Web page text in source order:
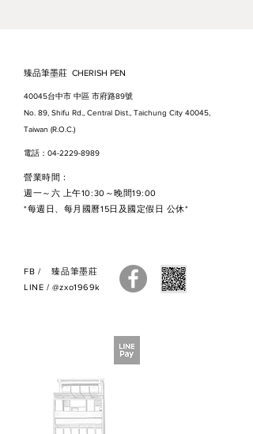
臻品筆墨莊 CHERISH PEN
40045台中市 中區 市府路89號
No. 89, Shifu Rd., Central Dist., Taichung City 40045,
Taiwan (R.O.C.)
電話：04-2229-8989
營業時間：
週一～六 上午10:30～晚間19:00
*每週日、每月國曆15日及國定假日 公休*
FB /臻品筆墨莊
LINE / @zxo1969k